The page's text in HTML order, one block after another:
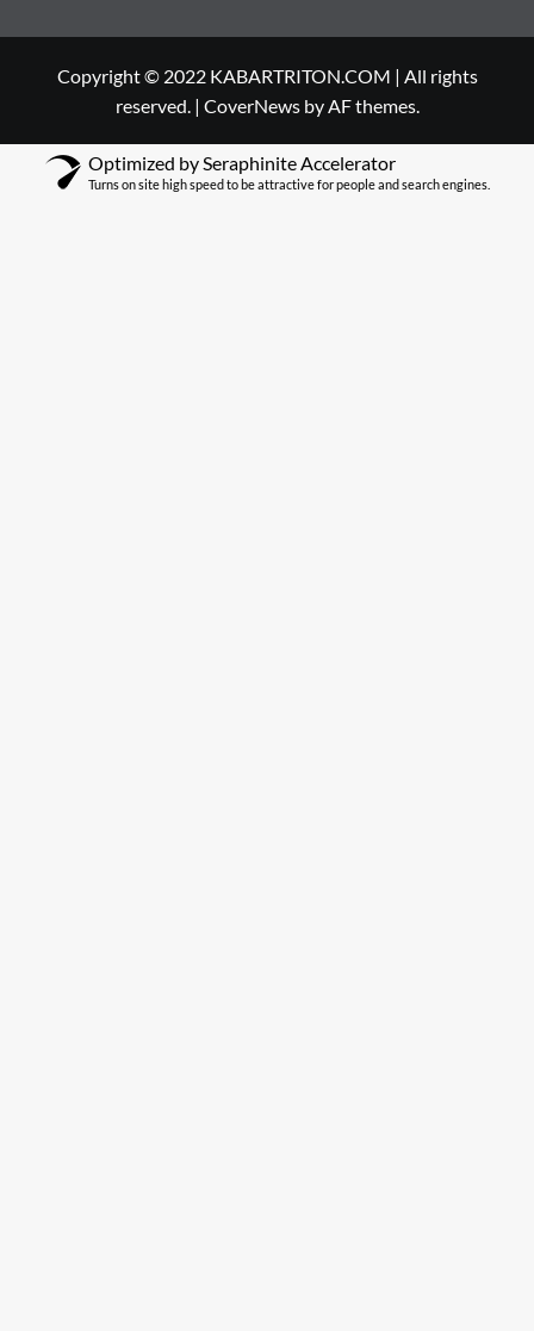
Copyright © 2022 KABARTRITON.COM | All rights
reserved. | CoverNewsby AF themes.
Optimized by Seraphinite Accelerator
Turns on site high speed to be attractive for people and search engines.